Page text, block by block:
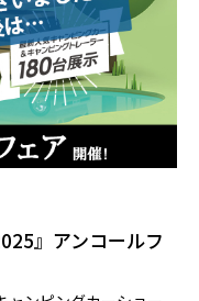
』アンコールフ